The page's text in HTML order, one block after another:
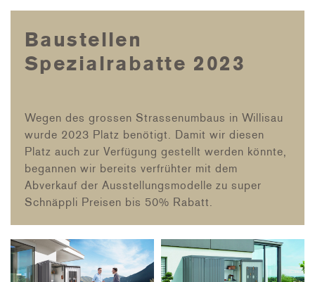
Baustellen
Spezialrabatte 2023
Wegen des grossen Strassenumbaus in Willisau
wurde 2023 Platz benötigt. Damit wir diesen
Platz auch zur Verfügung gestellt werden könnte,
begannen wir bereits verfrühter mit dem
Abverkauf der Ausstellungsmodelle zu super
Schnäppli Preisen bis 50% Rabatt.